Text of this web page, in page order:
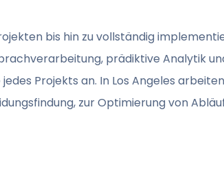
bis hin zu vollständig
prädiktive Analytik
Projekts an. In Los Angeles
zur Optimierung von